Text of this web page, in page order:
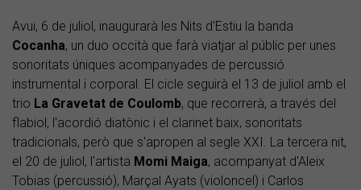
Avui, 6 de juliol, inaugurarà les Nits d'Estiu la banda
Cocanha, un duo occità que farà viatjar al públic per unes
sonoritats úniques acompanyades de percussió
instrumental i corporal. El cicle seguirà el 13 de juliol amb el
trio La Gravetat de Coulomb, que recorrerà, a través del
flabiol, l'acordió diatònic i el clarinet baix, sonoritats
tradicionals, però que s'apropen al segle XXI. La tercera nit,
el 20 de juliol, l'artista Momi Maiga, acompanyat d'Aleix
Tobias (percussió), Marçal Ayats (violoncel) i Carlos